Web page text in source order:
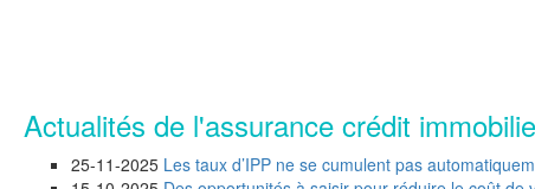
Actualités de l'assurance crédit
25-11-2025 Les taux d’IPP ne se cumulent pas